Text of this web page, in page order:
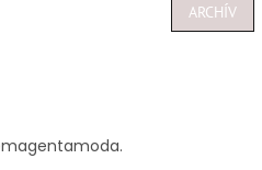
ARCHÍV
magentamoda.